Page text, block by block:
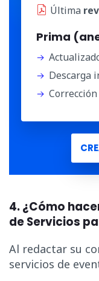
Última
Prima
Descarga
4. ¿Cómo
de Servicios
Al redactar su
servicios de